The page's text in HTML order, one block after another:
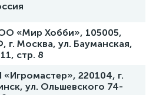
«Мир Хобби», 105005,
г. Москва, ул. Бауманская,
стр. 8
«Игромастер», 220104, г.
ул. Ольшевского 74-